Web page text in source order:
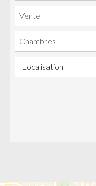
Vente
Chambres
Localisation